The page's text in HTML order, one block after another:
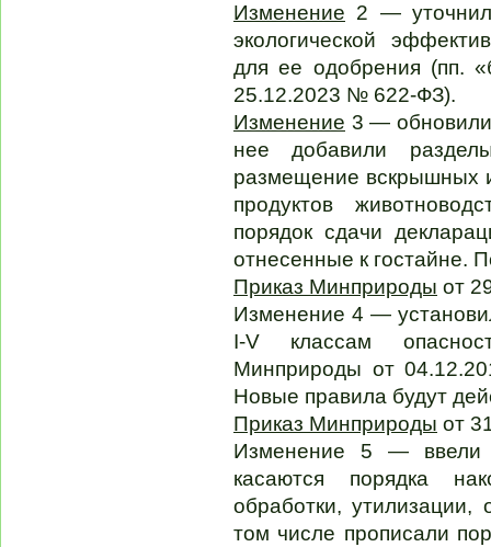
Изменение 2 —
экологической
для ее одобрения (пп.
25.12.2023 № 622-ФЗ).
Изменение 3 —
нее добавили
размещение вскрышных
продуктов
порядок сдачи
отнесенные к гостайне.
Приказ Минприроды от
Изменение 4 —
I-V классам
Минприроды от
Новые правила будут
Приказ Минприроды от
Изменение 5 —
касаются порядка
обработки,
том числе прописали